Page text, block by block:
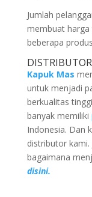
Jumlah
membuat harga
beberapa
Kapuk Mas
untuk menjadi
berkualitas
banyak memiliki
Indonesia. Dan
distributor kami.
bagaimana
disini.